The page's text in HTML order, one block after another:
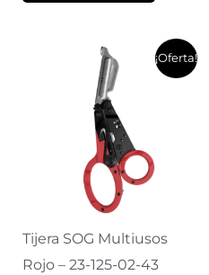
¡Oferta!
Tijera SOG Multiusos
Rojo – 23-125-02-43
precio
original
era:
$477.900.
precio
actual